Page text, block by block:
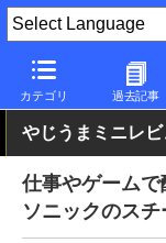
カテゴリ 過去記事
PC Watch 半導体/周
やじうまミニレ
仕事やゲーム
ソニックのス